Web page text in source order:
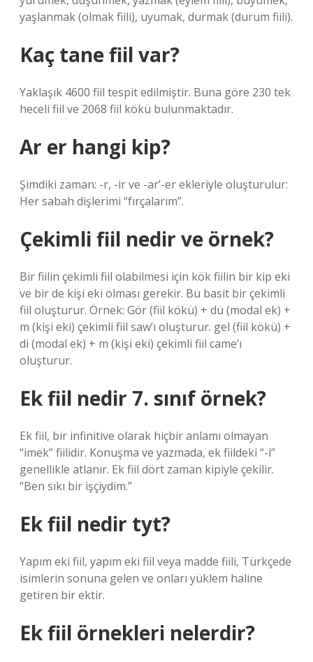
yaşlanmak (olmak fiili), uyumak, durmak (durum fiili).
Kaç tane fiil var?
Yaklaşık 4600 fiil tespit edilmiştir. Buna göre 230 tek
heceli fiil ve 2068 fiil kökü bulunmaktadır.
Ar er hangi kip?
Şimdiki zaman: -r, -ir ve -ar’-er ekleriyle oluşturulur:
Her sabah dişlerimi “fırçalarım”.
Çekimli fiil nedir ve örnek?
Bir fiilin çekimli fiil olabilmesi için kök fiilin bir kip eki
ve bir de kişi eki olması gerekir. Bu basit bir çekimli
fiil oluşturur. Örnek: Gör (fiil kökü) + dü (modal ek) +
m (kişi eki) çekimli fiil saw’ı oluşturur. gel (fiil kökü) +
di (modal ek) + m (kişi eki) çekimli fiil came’ı
oluşturur.
Ek fiil nedir 7. sınıf örnek?
Ek fiil, bir infinitive olarak hiçbir anlamı olmayan
“imek” fiilidir. Konuşma ve yazmada, ek fiildeki “-i”
genellikle atlanır. Ek fiil dört zaman kipiyle çekilir.
“Ben sıkı bir işçiydim.”
Ek fiil nedir tyt?
Yapım eki fiil, yapım eki fiil veya madde fiili, Türkçede
isimlerin sonuna gelen ve onları yüklem haline
getiren bir ektir.
Ek fiil örnekleri nelerdir?